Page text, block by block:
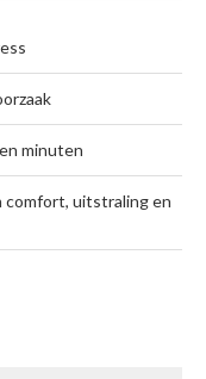
minuten
comfort, uitstraling en